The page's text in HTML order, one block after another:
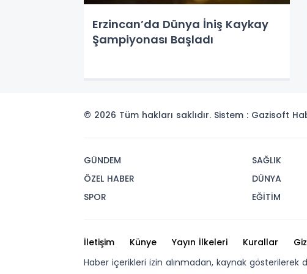
Erzincan’da Dünya İniş Kaykay
Şampiyonası Başladı
© 2026 Tüm hakları saklıdır. Sistem : Gazisoft
GÜNDEM
ÖZEL HABER
SPOR
SAĞLIK
DÜNYA
EĞİTİM
İletişim Künye Yayın İlkeleri Kurallar
Haber içerikleri izin alınmadan, kaynak gösterilerek